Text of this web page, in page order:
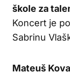
škole za
Koncert je
Sabrinu
Mateuš